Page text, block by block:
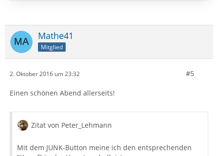
Mathe41
Mitglied
2. Oktober 2016 um 23:32 #5
Einen schönen Abend allerseits!
Zitat von Peter_Lehmann
Mit dem JUNK-Button meine ich den entsprechenden